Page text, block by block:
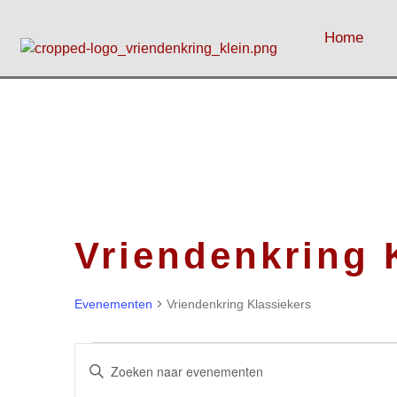
Home
Vriendenkring
Evenementen Vriendenkring Klassiekers
Evenementen
Zoeken
een